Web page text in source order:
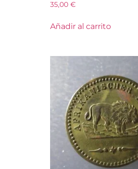
35,00 €
Añadir al carrito